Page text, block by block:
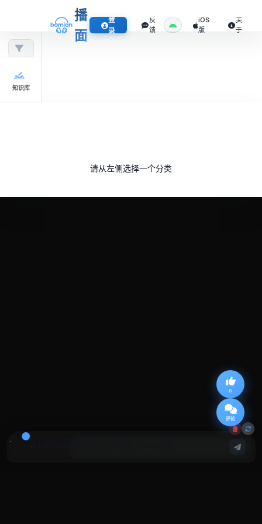
播
面
登
录
反
馈
iOS
版
关
于
0
评论
知识库
请从左侧选择一个分类